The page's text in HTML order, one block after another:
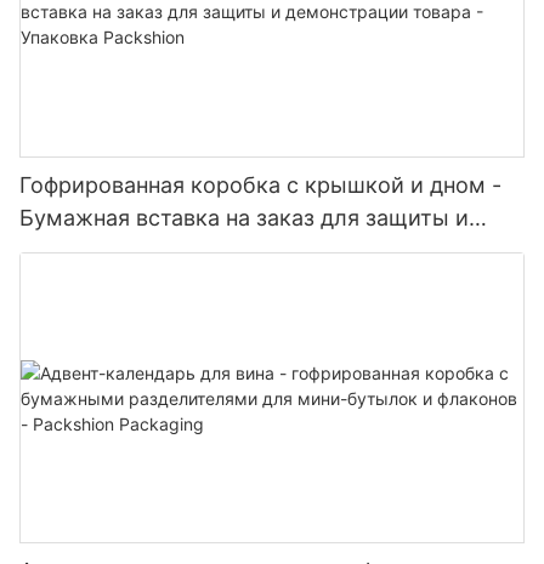
Гофрированная коробка с крышкой и дном -
Бумажная вставка на заказ для защиты и
демонстрации товара - Упаковка Packshion